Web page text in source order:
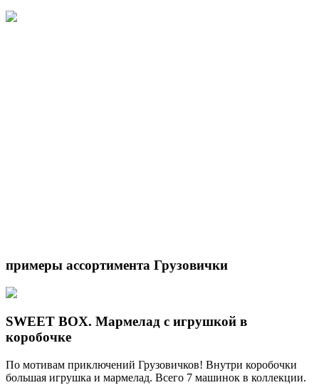
примеры ассортимента Грузовички
SWEET BOX. Мармелад с игрушкой в
коробочке
По мотивам приключений Грузовичков! Внутри коробочки
большая игрушка и мармелад. Всего 7 машинок в коллекции.